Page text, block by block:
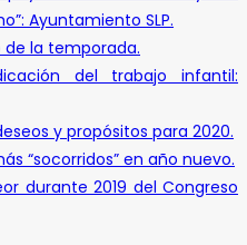
Ayuntamiento SLP.
de la temporada.
del trabajo infantil:
y propósitos para 2020.
“socorridos” en año nuevo.
durante 2019 del Congreso